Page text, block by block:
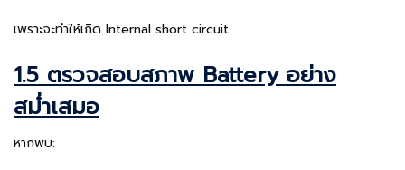
เพราะจะทำให้เกิด Internal short circuit
1.5 ตรวจสอบสภาพ Battery อย่าง
สม่ำเสมอ
หากพบ: